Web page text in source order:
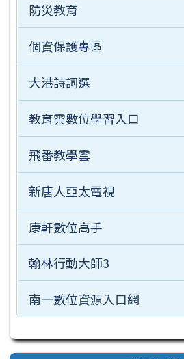
防災教育
個資保護專區
大港詩詞選
教育雲數位學習入口
飛番教學雲
新唐人亞太電視
康軒數位高手
翰林行動大師3
南一數位資源入口網